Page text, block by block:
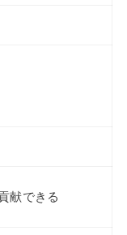
献できる